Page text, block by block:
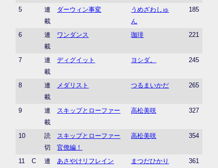
5
連
載
ダーウィン事変
うめざわしゅ
ん
185
6
連
載
ワンダンス 珈琲 221
7
連
載
ディグイット ヨシダ。 245
8
連
載
メダリスト つるまいかだ 265
9
連
載
スキップとローファー 高松美咲 327
10
読
切
スキップとローファー
官僚編！
高松美咲 354
11 C
連
あさやけリフレイン まつだひかり 361